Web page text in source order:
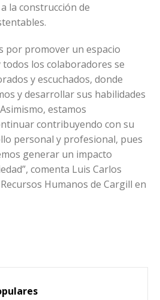
la construcción de
por promover un espacio
los colaboradores se
y escuchados, donde
y desarrollar sus habilidades
estamos
contribuyendo con su
personal y profesional, pues
generar un impacto
comenta Luis Carlos
Humanos de Cargill en